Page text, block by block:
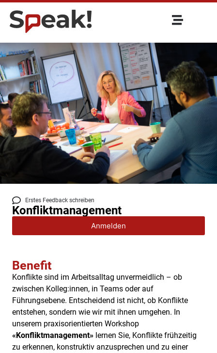
Erstes Feedback schreiben
Konfliktmanagement
Anmelden
Benefit
Konflikte sind im Arbeitsalltag unvermeidlich – ob
zwischen Kolleg:innen, in Teams oder auf
Führungsebene. Entscheidend ist nicht, ob Konflikte
entstehen, sondern wie wir mit ihnen umgehen. In
unserem praxisorientierten Workshop
«Konfliktmanagement» lernen Sie, Konflikte frühzeitig
zu erkennen, konstruktiv anzusprechen und zu einer